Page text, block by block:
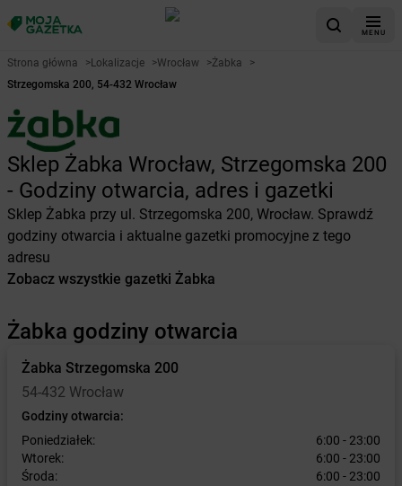
MENU
Strona główna >Lokalizacje >Wrocław >Żabka
>
Strzegomska 200, 54-432 Wrocław
Sklep Żabka Wrocław, Strzegomska 200
- Godziny otwarcia, adres i gazetki
Sklep Żabka przy ul. Strzegomska 200, Wrocław. Sprawdź
godziny otwarcia i aktualne gazetki promocyjne z tego
adresu
Zobacz wszystkie gazetki Żabka
Żabka godziny otwarcia
Żabka Strzegomska 200
54-432 Wrocław
Godziny otwarcia:
Poniedziałek:
6:00 - 23:00
Wtorek:
6:00 - 23:00
Środa:
6:00 - 23:00